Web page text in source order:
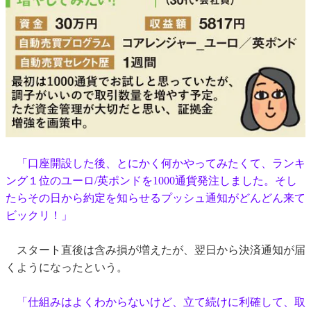
「口座開設した後、とにかく何かやってみたくて、ランキ
ング１位のユーロ/英ポンドを1000通貨発注しました。そし
たらその日から約定を知らせるプッシュ通知がどんどん来て
ビックリ！」
スタート直後は含み損が増えたが、翌日から決済通知が届
くようになったという。
「仕組みはよくわからないけど、立て続けに利確して、取